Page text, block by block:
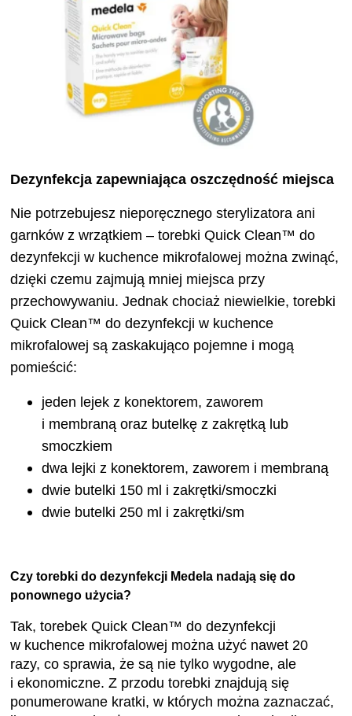
Dezynfekcja zapewniająca oszczędność miejsca
Nie potrzebujesz nieporęcznego sterylizatora ani
garnków z wrzątkiem – torebki Quick Clean™ do
dezynfekcji w kuchence mikrofalowej można zwinąć,
dzięki czemu zajmują mniej miejsca przy
przechowywaniu. Jednak chociaż niewielkie, torebki
Quick Clean™ do dezynfekcji w kuchence
mikrofalowej są zaskakująco pojemne i mogą
pomieścić:
jeden lejek z konektorem, zaworem
i membraną oraz butelkę z zakrętką lub
smoczkiem
dwa lejki z konektorem, zaworem i membraną
dwie butelki 150 ml i zakrętki/smoczki
dwie butelki 250 ml i zakrętki/sm
Czy torebki do dezynfekcji Medela nadają się do
ponownego użycia?
Tak, torebek Quick Clean™ do dezynfekcji
w kuchence mikrofalowej można użyć nawet 20
razy, co sprawia, że są nie tylko wygodne, ale
i ekonomiczne. Z przodu torebki znajdują się
ponumerowane kratki, w których można zaznaczać,